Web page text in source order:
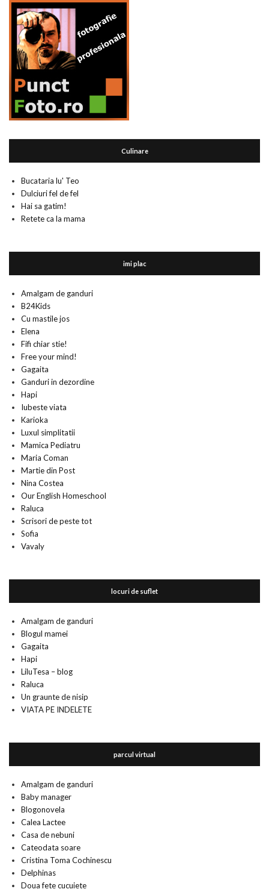
Culinare
Bucataria lu' Teo
Dulciuri fel de fel
Hai sa gatim!
Retete ca la mama
imi plac
Amalgam de ganduri
B24Kids
Cu mastile jos
Elena
Fifi chiar stie!
Free your mind!
Gagaita
Ganduri in dezordine
Hapi
Iubeste viata
Karioka
Luxul simplitatii
Mamica Pediatru
Maria Coman
Martie din Post
Nina Costea
Our English Homeschool
Raluca
Scrisori de peste tot
Sofia
Vavaly
locuri de suflet
Amalgam de ganduri
Blogul mamei
Gagaita
Hapi
LiluTesa – blog
Raluca
Un graunte de nisip
VIATA PE INDELETE
parcul virtual
Amalgam de ganduri
Baby manager
Blogonovela
Calea Lactee
Casa de nebuni
Cateodata soare
Cristina Toma Cochinescu
Delphinas
Doua fete cucuiete